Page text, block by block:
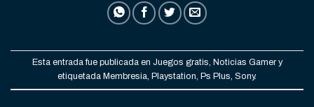
Esta entrada fue publicada en Juegos gratis, Noticias Gamery
etiquetada Membresia, Playstation, Ps Plus, Sony.